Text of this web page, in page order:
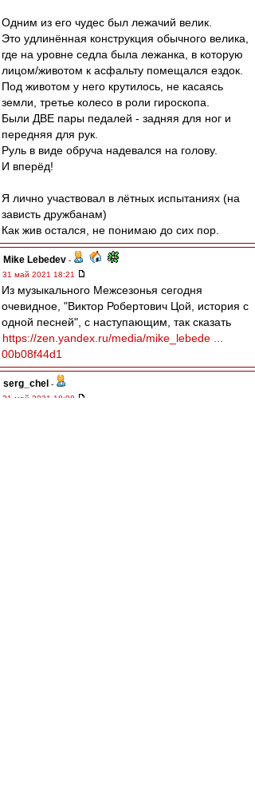
Одним из его чудес был лежачий велик.
Это удлинённая конструкция обычного велика,
где на уровне седла была лежанка, в которую
лицом/животом к асфальту помещался ездок.
Под животом у него крутилось, не касаясь
земли, третье колесо в роли гироскопа.
Были ДВЕ пары педалей - задняя для ног и
передняя для рук.
Руль в виде обруча надевался на голову.
И вперёд!
Я лично участвовал в лётных испытаниях (на
зависть дружбанам)
Как жив остался, не понимаю до сих пор.
Mike Lebedev -
31 май 2021 18:21
Из музыкального Межсезонья сегодня
очевидное, "Виктор Робертович Цой, история с
одной песней", с наступающим, так сказать
https://zen.yandex.ru/media/mike_lebede ...
00b08f44d1
serg_chel -
31 май 2021 18:08